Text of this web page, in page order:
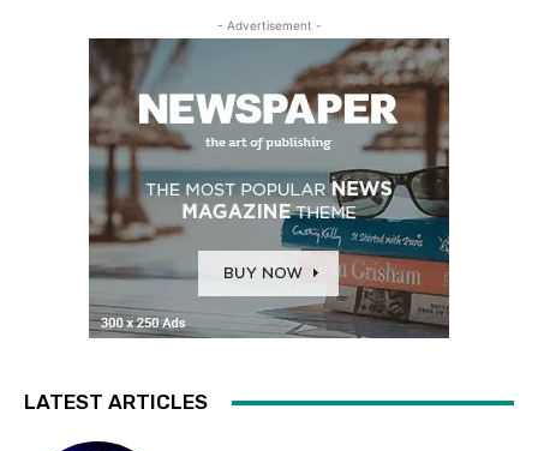
- Advertisement -
LATEST ARTICLES